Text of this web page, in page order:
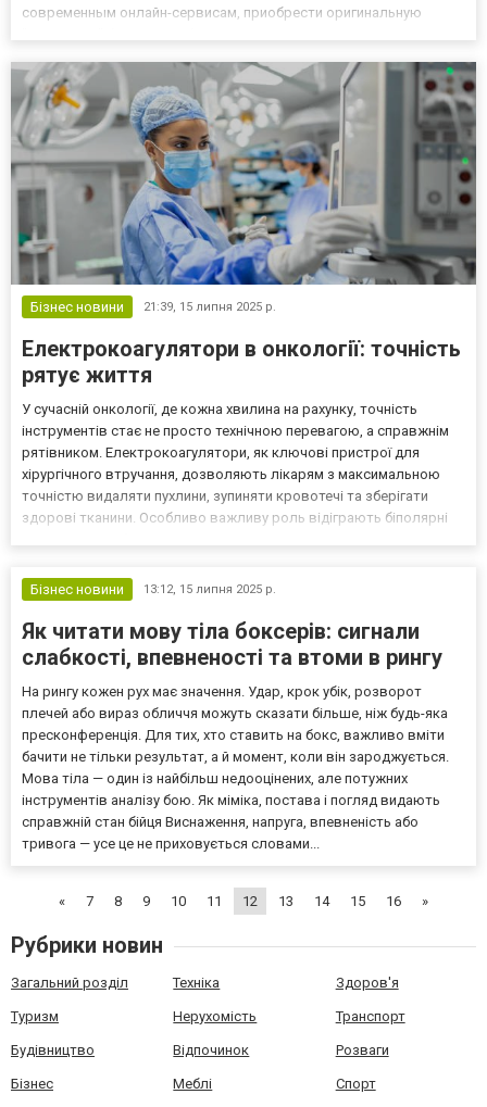
современным онлайн-сервисам, приобрести оригинальную
Бізнес новини 21:39, 15 липня 2025 р.
Електрокоагулятори в онкології: точність
рятує життя
У сучасній онкології, де кожна хвилина на рахунку, точність
інструментів стає не просто технічною перевагою, а справжнім
рятівником. Електрокоагулятори, як ключові пристрої для
хірургічного втручання, дозволяють лікарям з максимальною
точністю видаляти пухлини, зупиняти кровотечі та зберігати
здорові тканини. Особливо важливу роль відіграють біполярні
Бізнес новини
13:12, 15 липня 2025 р.
Як читати мову тіла боксерів: сигнали
слабкості, впевненості та втоми в рингу
На рингу кожен рух має значення. Удар, крок убік, розворот
плечей або вираз обличчя можуть сказати більше, ніж будь-яка
пресконференція. Для тих, хто ставить на бокс, важливо вміти
бачити не тільки результат, а й момент, коли він зароджується.
Мова тіла — один із найбільш недооцінених, але потужних
інструментів аналізу бою. Як міміка, постава і погляд видають
справжній стан бійця Виснаження, напруга, впевненість або
тривога — усе це не приховується словами...
« 7 8 9 10 11 12 13 14 15 16 »
Рубрики новин
Загальний розділ Техніка Здоров'я
Туризм Нерухомість Транспорт
Будівництво Відпочинок Розваги
Бізнес Меблі Спорт